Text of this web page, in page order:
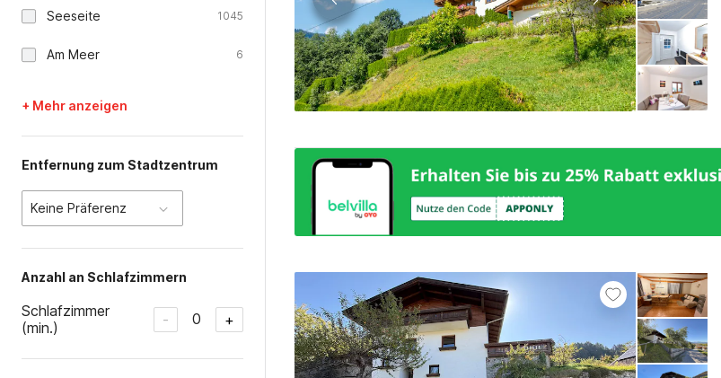
Seeseite 1045
Am Meer 6
+ Mehr anzeigen
Entfernung zum Stadtzentrum
Keine Präferenz
Anzahl an Schlafzimmern
Schlafzimmer
(min.)
- 0 +